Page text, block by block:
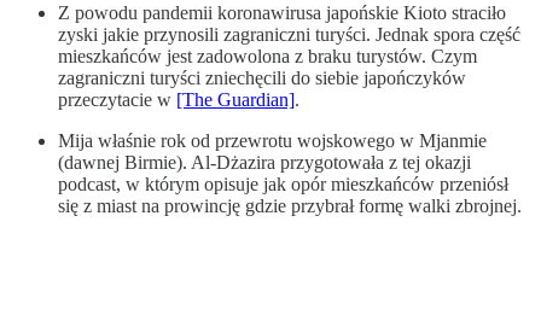
Z powodu pandemii koronawirusa japońskie Kioto straciło
zyski jakie przynosili zagraniczni turyści. Jednak spora część
mieszkańców jest zadowolona z braku turystów. Czym
zagraniczni turyści zniechęcili do siebie japończyków
przeczytacie w [The Guardian].
Mija właśnie rok od przewrotu wojskowego w Mjanmie
(dawnej Birmie). Al-Dżazira przygotowała z tej okazji
podcast, w którym opisuje jak opór mieszkańców przeniósł
się z miast na prowincję gdzie przybrał formę walki zbrojnej.